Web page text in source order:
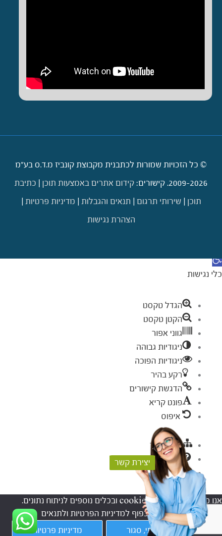
© כל הזכויות שמורות לכתבנית מקבוצת קונביז מ.ד.ס בע"מ
2009-2026. קישורים:
קידום אתרים באמצעות תוכן | כתיבת
תוכן | שירותי תרגום | תנאים והגבלות | מדיניות פרטיות |
הצהרת נגישות
יצירת קשר
פתח סרגל נגישות
כלי נגישות
הגדל טקסט
הקטן טקסט
גווני אפור
ניגודיות גבוהה
ניגודיות הפוכה
רקע בהיר
הדגשת קישורים
פונט קריא
איפוס
מפת אתר
עזרה
פידבק
אנו משתמשים בקבצי cookies ובכלים נוספים לניתוח נתונים.
המשך השימוש באתר, כפוף למדיניות הפרטיות ולתנאים
וההגבלות.
הבנתי, סגור מדיניות פרטיות